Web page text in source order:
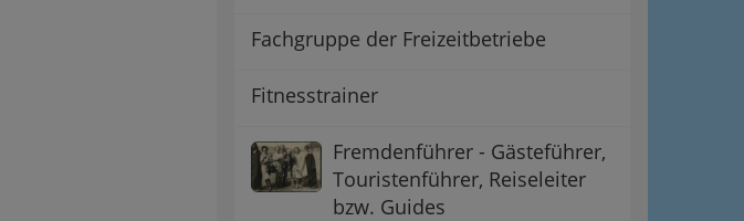
Fachgruppe der Freizeitbetriebe
Fitnesstrainer
Fremdenführer - Gästeführer,
Touristenführer, Reiseleiter
bzw. Guides